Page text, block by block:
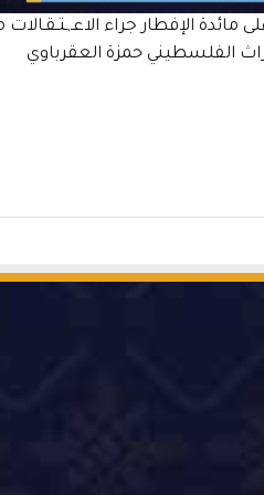
مائدة الإفطار جراء
الفلسطيني حمزة العقرباوي